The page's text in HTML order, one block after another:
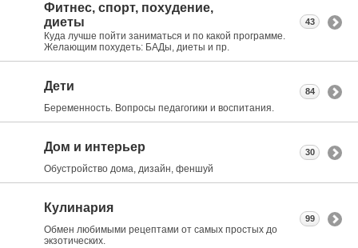
Фитнес, спорт, похудение,
диеты
Куда лучше пойти заниматься и по какой программе.
Желающим похудеть: БАДы, диеты и пр.
43
Дети
Беременность. Вопросы педагогики и воспитания.
84
Дом и интерьер
Обустройство дома, дизайн, феншуй
30
Кулинария
Обмен любимыми рецептами от самых простых до
экзотических.
99